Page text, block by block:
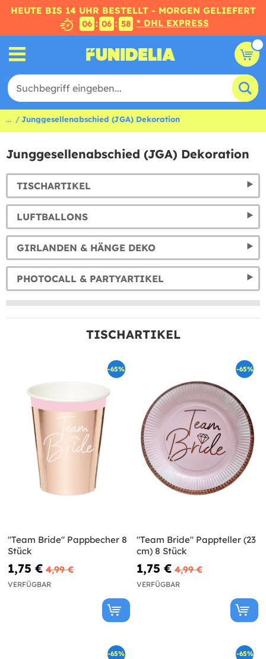
HEUTE BIS 14 UHR BESTELLT - MORGEN GELIEFERT
06 : 06 : 58 * DHL EXPRESS
... Junggesellenabschied (JGA) Dekoration
Junggesellenabschied (JGA) Dekoration
TISCHARTIKEL
LUFTBALLONS
GIRLANDEN & HÄNGE DEKO
PHOTOCALL & PARTYARTIKEL
TISCHARTIKEL
-65%
"Team Bride" Pappbecher 8
Stück
1,75 € 4,99 €
VERFÜGBAR
-65%
"Team Bride" Pappteller (23
cm) 8 Stück
1,75 € 4,99 €
VERFÜGBAR
-65% -65%